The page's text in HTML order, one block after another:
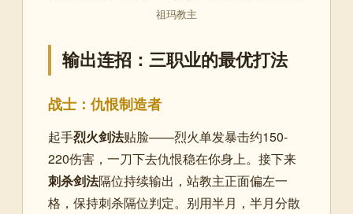
祖玛教主
输出连招：三职业的最优打法
战士：仇恨制造者
起手烈火剑法贴脸——烈火单发暴击约150-
220伤害，一刀下去仇恨稳在你身上。接下来
刺杀剑法隔位持续输出，站教主正面偏左一
格，保持刺杀隔位判定。别用半月，半月分散